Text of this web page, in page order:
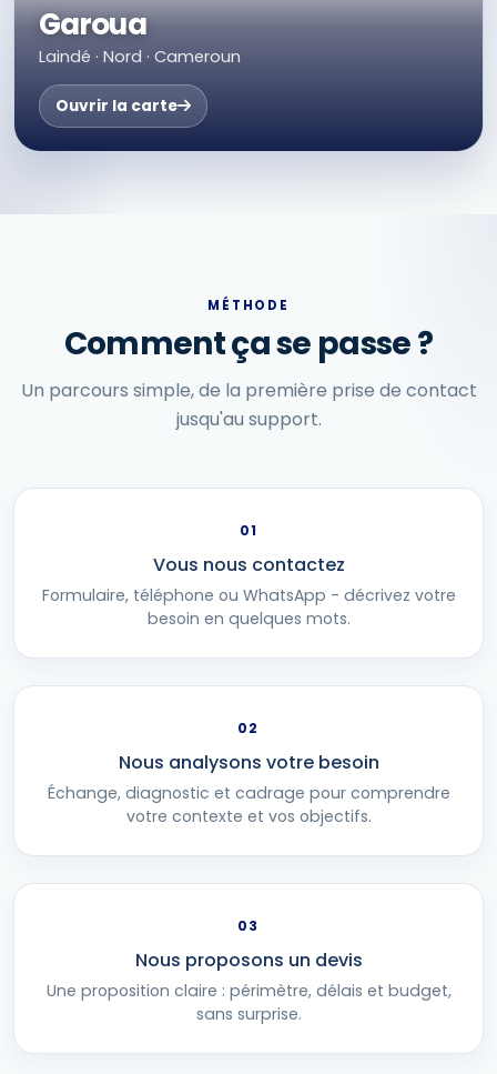
Garoua
Laindé · Nord · Cameroun
Ouvrir la carte
MÉTHODE
Comment ça se passe ?
Un parcours simple, de la première prise de contact
jusqu'au support.
01
Vous nous contactez
Formulaire, téléphone ou WhatsApp - décrivez votre
besoin en quelques mots.
02
Nous analysons votre besoin
Échange, diagnostic et cadrage pour comprendre
votre contexte et vos objectifs.
03
Nous proposons un devis
Une proposition claire : périmètre, délais et budget,
sans surprise.